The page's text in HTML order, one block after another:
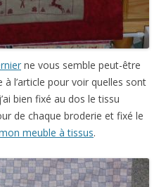
ne vous semble peut-être
l’article pour voir quelles sont
bien fixé au dos le tissu
de chaque broderie et fixé le
meuble à tissus.